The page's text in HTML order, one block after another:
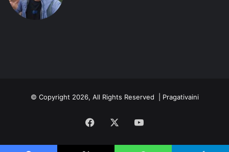
© Copyright 2026, All Rights Reserved | Pragativaini
Facebook YouTube